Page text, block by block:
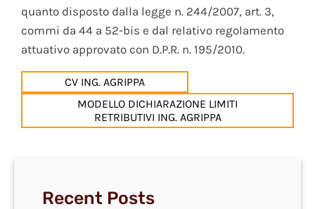
quanto disposto dalla legge n. 244/2007, art. 3,
commi da 44 a 52-bis e dal relativo regolamento
attuativo approvato con D.P.R. n. 195/2010.
CV ING. AGRIPPA
MODELLO DICHIARAZIONE LIMITI
RETRIBUTIVI ING. AGRIPPA
Recent Posts